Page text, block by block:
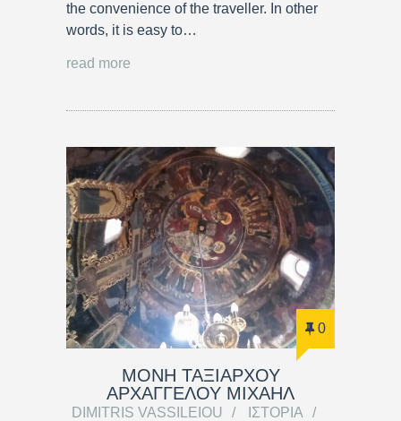
the convenience of the traveller. In other
words, it is easy to…
read more
0
ΜΟΝΗ ΤΑΞΙΑΡΧΟΥ
ΑΡΧΑΓΓΕΛΟΥ ΜΙΧΑΗΛ
DIMITRIS VASSILEIOU
ΙΣΤΟΡΊΑ